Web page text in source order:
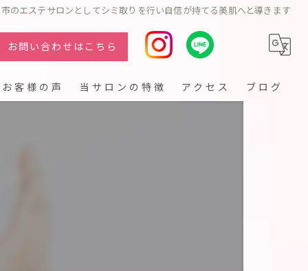
のエステサロンとしてシミ取りを行い自信が持てる美肌へと導きます
お問い合わせはこちら
お客様の声 当サロンの特徴 アクセス ブログ